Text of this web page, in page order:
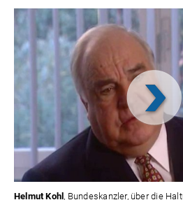
Helmut Kohl , Bundeskanzler, über die